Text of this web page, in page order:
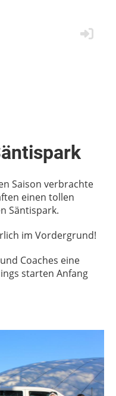
Saison verbrachte
einen tollen
Säntispark.
im Vordergrund!
Coaches eine
starten Anfang